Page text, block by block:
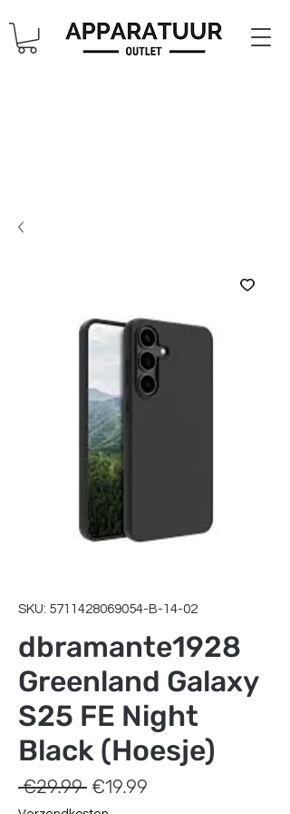
SKU: 5711428069054-B-14-02
dbramante1928
Greenland Galaxy
S25 FE Night
Black (Hoesje)
€29.99 Regular
Price
€19.99